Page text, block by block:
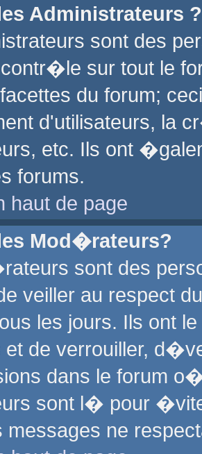
Administrateurs ?
sont des
sur tout le
du forum;
d'utilisateurs, la
etc. Ils ont
forums.
haut de page
Mod�rateurs?
sont des
veiller au respect
les jours. Ils ont
et de verrouiller,
dans le forum
sont l� pour
messages ne